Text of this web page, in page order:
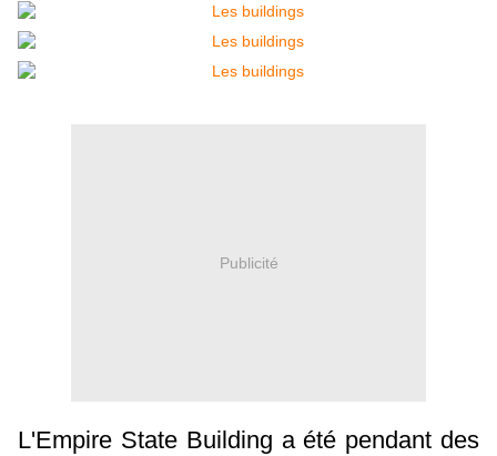
Publicité
L'Empire State Building a été pendant des